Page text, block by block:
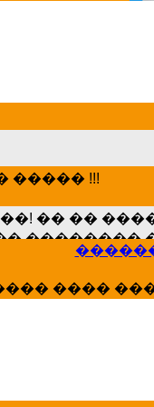
��������
���
����� ���
������
����